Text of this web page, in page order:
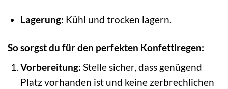
Lagerung: Kühl und trocken lagern.
So sorgst du für den perfekten Konfettiregen:
Vorbereitung: Stelle sicher, dass genügend
Platz vorhanden ist und keine zerbrechlichen